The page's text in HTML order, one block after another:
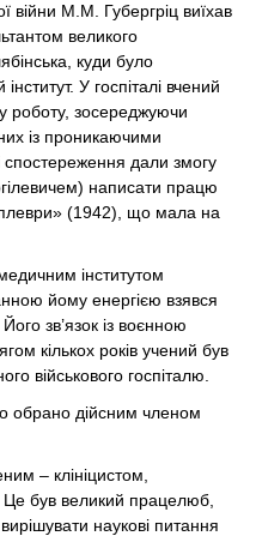
війни М.М. Губергріц виїхав
великого
куди було
У госпіталі вчений
роботу, зосереджуючи
із проникаючими
дали змогу
написати працю
плеври» (1942), що мала на
інститутом
йому енергією взявся
зв’язок із воєнною
кількох років учений був
військового госпіталю.
обрано дійсним членом
– клініцистом,
був великий працелюб,
наукові питання